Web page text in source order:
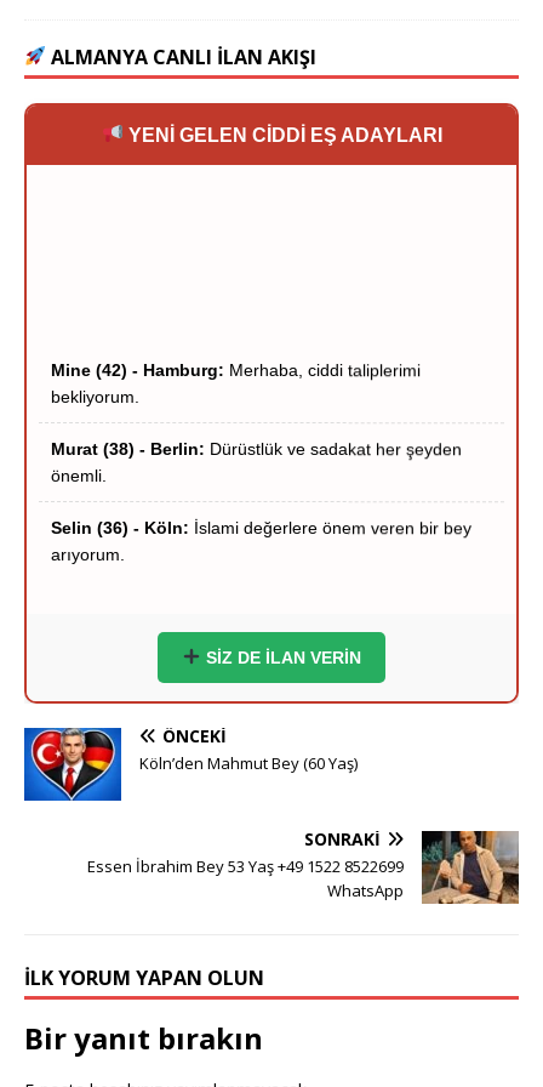
ALMANYA CANLI İLAN AKIŞI
YENİ GELEN CİDDİ EŞ ADAYLARI
Murat (38) - Berlin:
Dürüstlük ve sadakat her şeyden
Selin (36) - Köln: İslami değerlere önem veren bir bey
Ömer (37) - Dortmund:Hayırlı bir yuva kurmak
istiyorum.
Esra (35) - Essen:
Ciddi ve inançlı bir eş adayı
arıyorum.
Emre (36) - Stuttgart:Mühendisim, ciddi bir hanım ile
SİZ DE İLAN VERİN
ÖNCEKI
Köln’den Mahmut Bey (60 Yaş)
SONRAKI
Essen İbrahim Bey 53 Yaş +49 1522 8522699
WhatsApp
İLK YORUM YAPAN OLUN
Bir yanıt bırakın